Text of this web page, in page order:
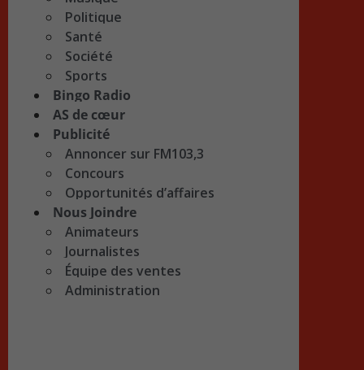
Politique
Santé
Société
Sports
Bingo Radio
AS de cœur
Publicité
Annoncer sur FM103,3
Concours
Opportunités d’affaires
Nous Joindre
Animateurs
Journalistes
Équipe des ventes
Administration